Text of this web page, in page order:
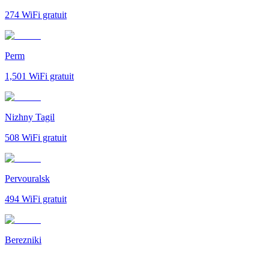
274 WiFi gratuit
Perm
1,501 WiFi gratuit
Nizhny Tagil
508 WiFi gratuit
Pervouralsk
494 WiFi gratuit
Berezniki